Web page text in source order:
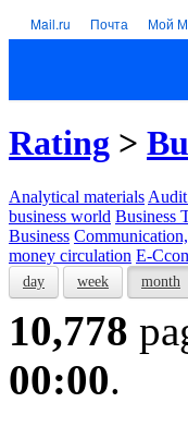
Mail.ru Почта Мой
Rating >
Analytical materials
business world Business
Business
money circulation E-
day week month
10,778
00:00.